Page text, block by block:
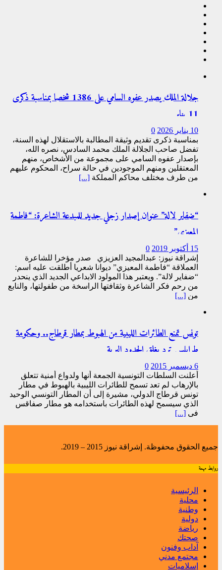
جلالة الملك يصدر عفوه السامي على 1386 شخصا بمناسبة ذكرى
11 ینایر
10 يناير 2026
0
بمناسبة ذكرى تقدیم وثیقة المطالبة بالاستقلال لھذه السنة،
تفضل صاحب الجلالة الملك محمد السادس، نصره الله،
بإصدار عفوه السامي على مجموعة من الأشخاص، منھم
المعتقلین ومنھم الموجودین في حالة سراح، المحكوم علیھم
من طرف مختلف محاكم المملكة [...]
“ضفاير لالة” عنوان إصدار زجلي جديد للمبدعة الشاعرة: “فاطمة
المعيزي”
15 أكتوبر 2019
0
إشراقة نيوز: عبدالمجيد العزيزي صدر مؤخرا للشاعرة
العملاقة “فاطمة المعيزي” ديوانا شعريا أطلقت عليه اسم:
“ضفاير لالة”. ويعتبر هذا المولود الابداعي الجديد الذي ينحدر
من رحم فكر الشاعرة وثقافتها الراسخة من طفولتها، والنابع
من [...]
تونس تمنع الطائرات الليبية من الهبوط بمطار قرطاج.. وحكومة
طرابلس ترد بغلق الحدود البرية
6 ديسمبر 2015
0
أعلنت السلطات التونسية الجمعة أنها ولدواع أمنية تتعلق
بالإرهاب لم تعد تسمح للطائرات الليبية بالهبوط في مطار
تونس قرطاج الدولي، مشيرة إلى أن المطار التونسي الوحيد
الذي سيسمح لهذه الطائرات باستخدامه هو مطار صفاقس
في [...]
جميع الحقوق محفوظة. إشراقة نيوز 2015 – 2019.
روابط مهمة
الرئيسية
محلية
وطنية
دولية
رياضة
صحتك
آداب وفنون
مجتمع مدني
إسلاميات